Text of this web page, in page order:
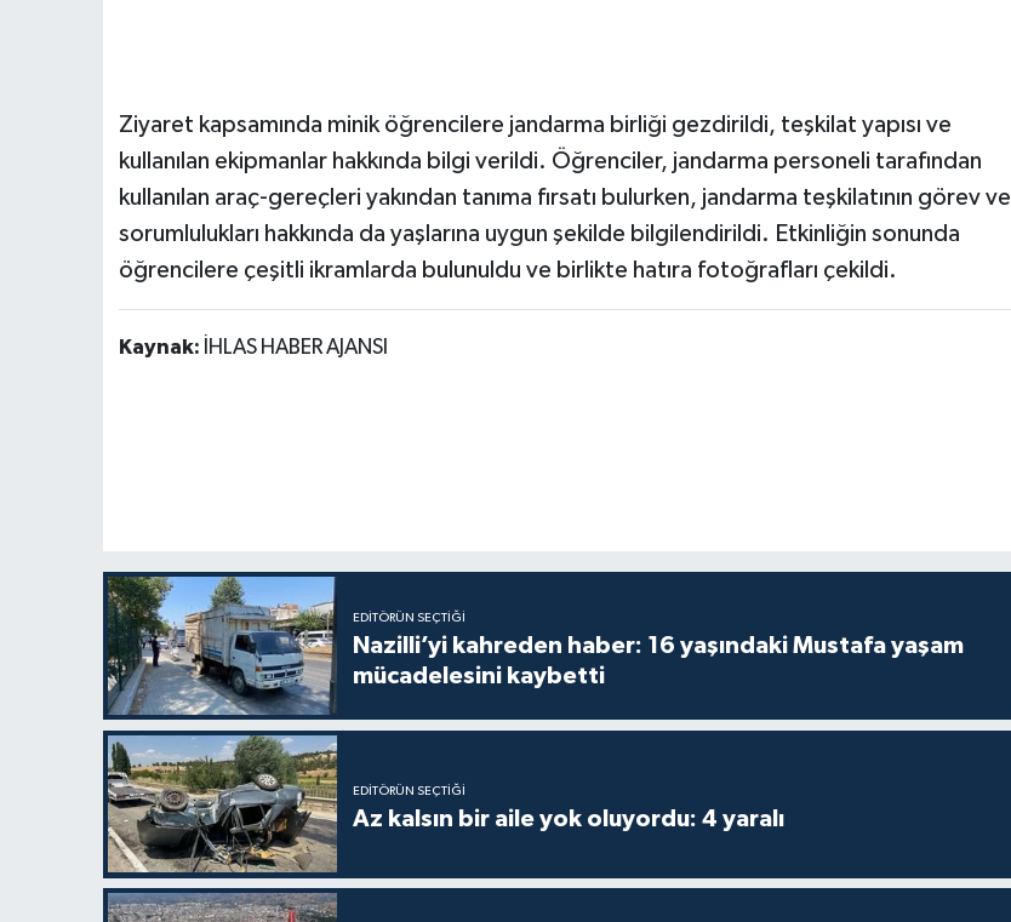
Ziyaret kapsamında minik öğrencilere jandarma birliği gezdirildi, teşkilat yapısı ve
kullanılan ekipmanlar hakkında bilgi verildi. Öğrenciler, jandarma personeli tarafından
kullanılan araç-gereçleri yakından tanıma fırsatı bulurken, jandarma teşkilatının görev ve
sorumlulukları hakkında da yaşlarına uygun şekilde bilgilendirildi. Etkinliğin sonunda
öğrencilere çeşitli ikramlarda bulunuldu ve birlikte hatıra fotoğrafları çekildi.
Kaynak: İHLAS HABER AJANSI
EDITÖRÜN SEÇTIĞI
Nazilli’yi kahreden haber: 16 yaşındaki Mustafa yaşam
mücadelesini kaybetti
EDITÖRÜN SEÇTIĞI
Az kalsın bir aile yok oluyordu: 4 yaralı